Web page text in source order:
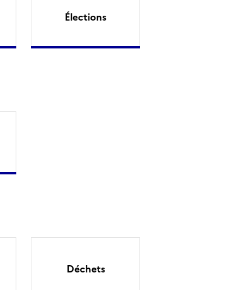
Élections
Déchets